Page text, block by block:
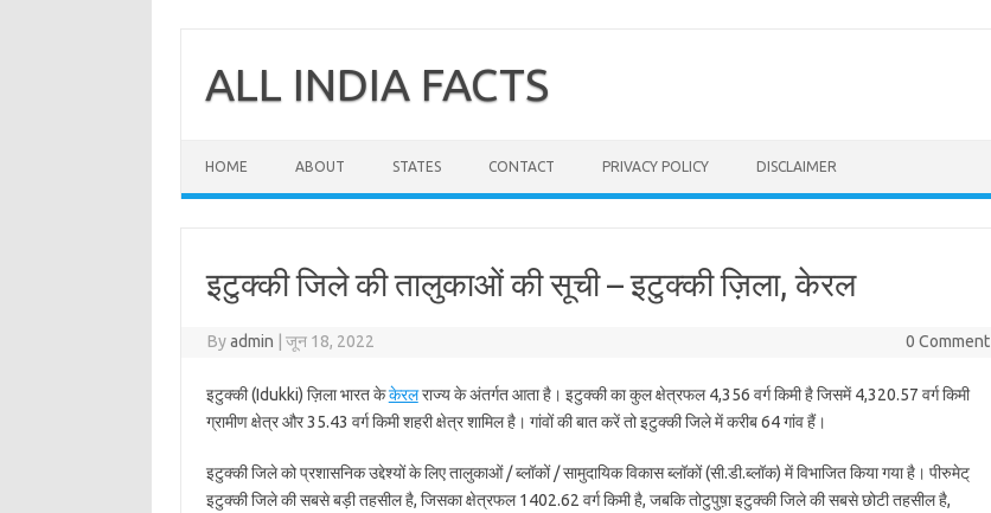
contentALL INDIA FACTS
HOME ABOUT STATES CONTACT PRIVACY POLICY DISCLAIMER
इटुक्की जिले की तालुकाओं की सूची – इटुक्की ज़िला, केरल
Byadmin जून 18, 2022 0 Comment
इटुक्की (Idukki) ज़िला भारत केकेरलराज्य के अंतर्गत आता है। इटुक्की का कुल क्षेत्रफल 4,356 वर्ग किमी है जिसमें 4,320.57 वर्ग किमी
ग्रामीण क्षेत्र और 35.43 वर्ग किमी शहरी क्षेत्र शामिल है। गांवों की बात करें तो इटुक्की जिले में करीब 64 गांव हैं।
इटुक्की जिले को प्रशासनिक उद्देश्यों के लिए तालुकाओं / ब्लॉकों / सामुदायिक विकास ब्लॉकों (सी.डी.ब्लॉक) में विभाजित किया गया है। पीरुमेट्
इटुक्की जिले की सबसे बड़ी तहसील है, जिसका क्षेत्रफल 1402.62 वर्ग किमी है, जबकि तोटुपुष़ा इटुक्की जिले की सबसे छोटी तहसील है,